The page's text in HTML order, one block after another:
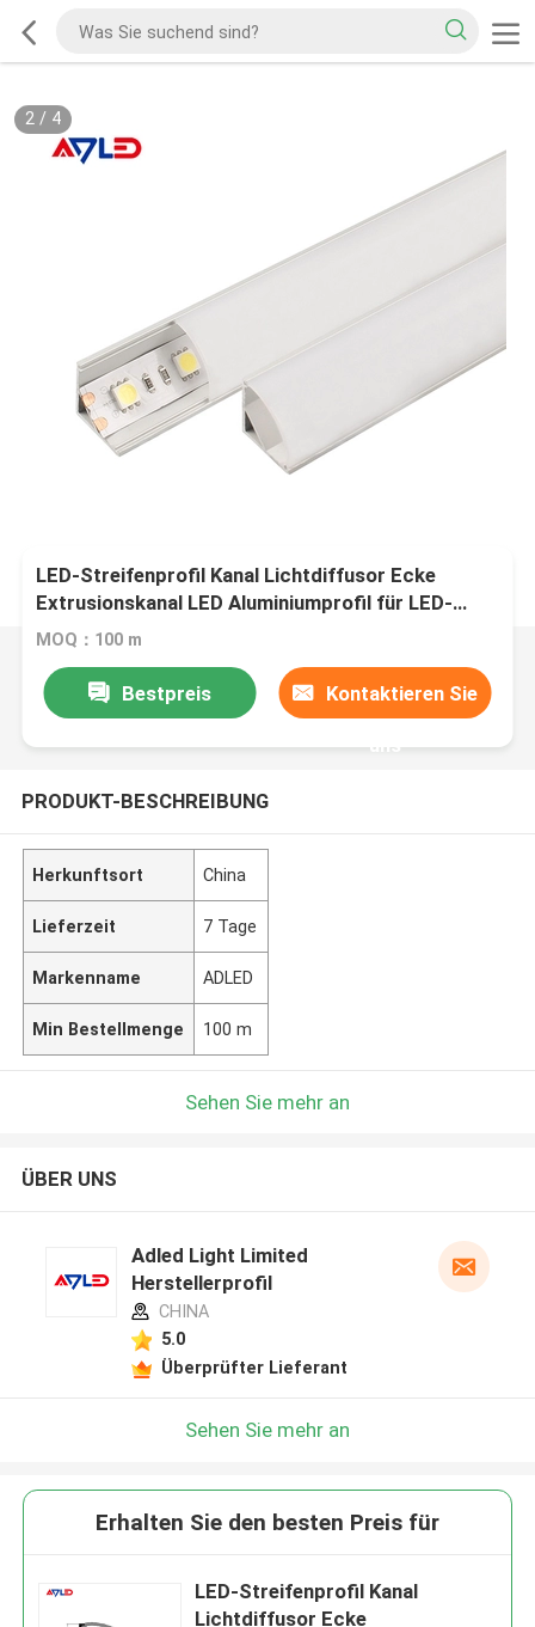
2/ 4
LED-Streifenprofil Kanal Lichtdiffusor Ecke
Extrusionskanal LED Aluminiumprofil für LED-
Streifen
MOQ：100 m
Bestpreis Kontaktieren Sie
uns
PRODUKT-BESCHREIBUNG
Herkunftsort China
Lieferzeit 7 Tage
Markenname ADLED
Min Bestellmenge 100 m
Sehen Sie mehr an
ÜBER UNS
Adled Light Limited
Herstellerprofil
CHINA
5.0
Überprüfter Lieferant
Sehen Sie mehr an
Erhalten Sie den besten Preis für
LED-Streifenprofil Kanal
Lichtdiffusor Ecke